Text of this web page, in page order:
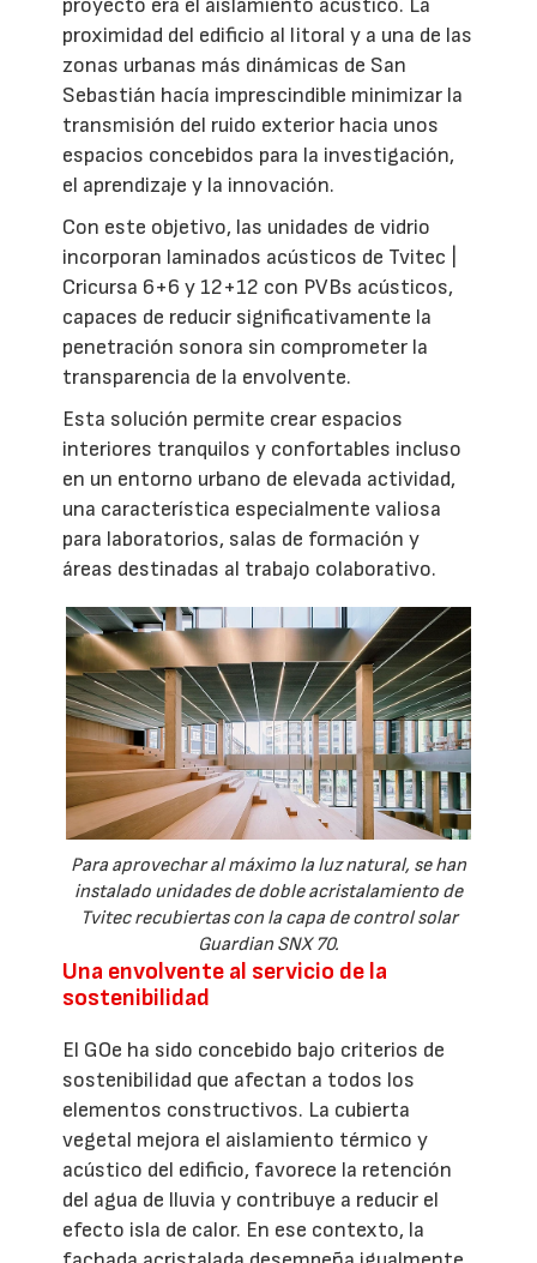
proyecto era el aislamiento acústico. La
proximidad del edificio al litoral y a una de las
zonas urbanas más dinámicas de San
Sebastián hacía imprescindible minimizar la
transmisión del ruido exterior hacia unos
espacios concebidos para la investigación,
el aprendizaje y la innovación.
Con este objetivo, las unidades de vidrio
incorporan laminados acústicos de Tvitec |
Cricursa 6+6 y 12+12 con PVBs acústicos,
capaces de reducir significativamente la
penetración sonora sin comprometer la
transparencia de la envolvente.
Esta solución permite crear espacios
interiores tranquilos y confortables incluso
en un entorno urbano de elevada actividad,
una característica especialmente valiosa
para laboratorios, salas de formación y
áreas destinadas al trabajo colaborativo.
Para aprovechar al máximo la luz natural, se han
instalado unidades de doble acristalamiento de
Tvitec recubiertas con la capa de control solar
Guardian SNX 70.
Una envolvente al servicio de la
sostenibilidad
El GOe ha sido concebido bajo criterios de
sostenibilidad que afectan a todos los
elementos constructivos. La cubierta
vegetal mejora el aislamiento térmico y
acústico del edificio, favorece la retención
del agua de lluvia y contribuye a reducir el
efecto isla de calor. En ese contexto, la